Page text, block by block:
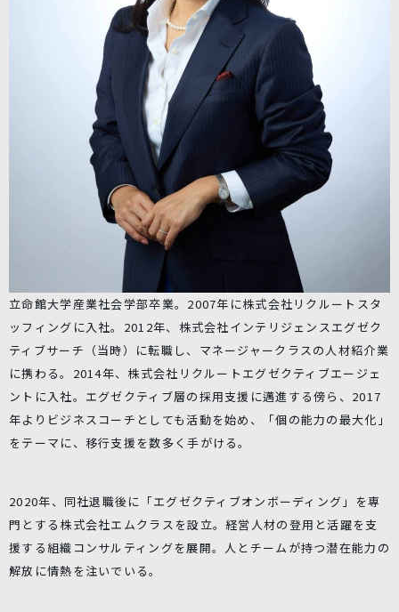
立命館大学産業社会学部卒業。2007年に株式会社リクルートスタ
ッフィングに入社。2012年、株式会社インテリジェンスエグゼク
ティブサーチ（当時）に転職し、マネージャークラスの人材紹介業
に携わる。2014年、株式会社リクルートエグゼクティブエージェ
ントに入社。エグゼクティブ層の採用支援に邁進する傍ら、2017
年よりビジネスコーチとしても活動を始め、「個の能力の最大化」
をテーマに、移行支援を数多く手がける。
2020年、同社退職後に「エグゼクティブオンボーディング」を専
門とする株式会社エムクラスを設立。経営人材の登用と活躍を支
援する組織コンサルティングを展開。人とチームが持つ潜在能力の
解放に情熱を注いでいる。